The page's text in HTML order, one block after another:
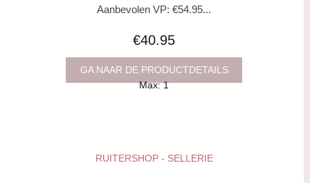
Aanbevolen VP: €54.95...
€40.95
GA NAAR DE PRODUCTDETAILS
Max: 1
RUITERSHOP - SELLERIE